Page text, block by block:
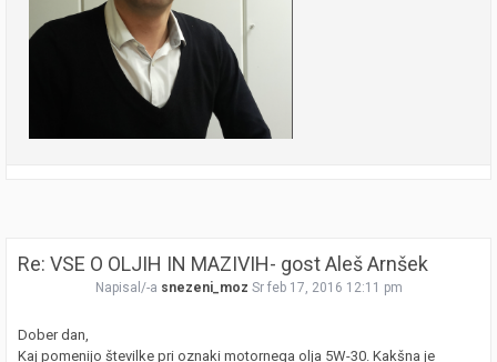
Re: VSE O OLJIH IN MAZIVIH- gost Aleš Arnšek
Napisal/-a snezeni_moz Sr feb 17, 2016 12:11 pm
Dober dan,
Kaj pomenijo številke pri oznaki motornega olja 5W-30. Kakšna je